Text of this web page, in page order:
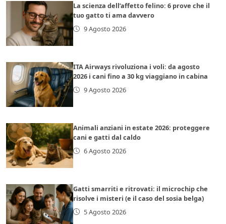
La scienza dell’affetto felino: 6 prove che il
tuo gatto ti ama davvero
9 Agosto 2026
ITA Airways rivoluziona i voli: da agosto
2026 i cani fino a 30 kg viaggiano in cabina
9 Agosto 2026
Animali anziani in estate 2026: proteggere
cani e gatti dal caldo
6 Agosto 2026
Gatti smarriti e ritrovati: il microchip che
risolve i misteri (e il caso del sosia belga)
5 Agosto 2026